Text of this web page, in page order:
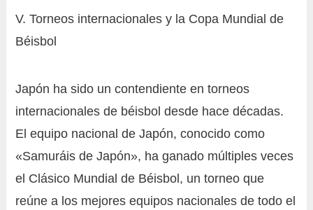
V. Torneos internacionales y la Copa Mundial de
Béisbol
Japón ha sido un contendiente en torneos
internacionales de béisbol desde hace décadas.
El equipo nacional de Japón, conocido como
«Samuráis de Japón», ha ganado múltiples veces
el Clásico Mundial de Béisbol, un torneo que
reúne a los mejores equipos nacionales de todo el